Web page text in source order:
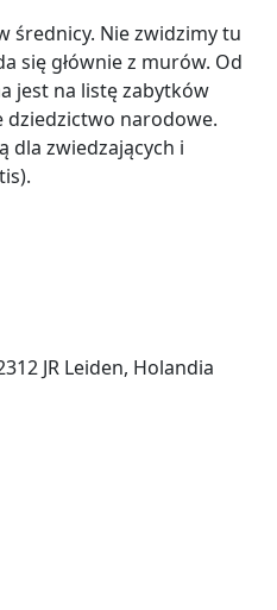
średnicy. Nie zwidzimy tu
się głównie z murów. Od
jest na listę zabytków
narodowe.
dla zwiedzających i
JR Leiden, Holandia